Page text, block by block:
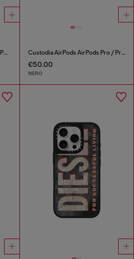
Cover Flag D con MagSafe per iPhone 17 Pro Custodia AirPods AirPods Pro / Pro 2
€50.00
NERO